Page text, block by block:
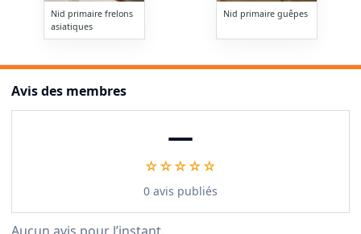
Nid primaire frelons
asiatiques
Nid primaire guêpes
Avis des membres
—
☆☆☆☆☆
0 avis publiés
Aucun avis pour l’instant.